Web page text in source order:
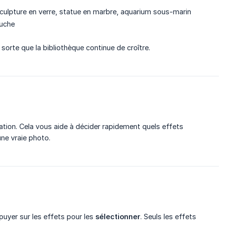
en verre, statue en marbre, aquarium sous-marin
que la bibliothèque continue de croître.
Cela vous aide à décider rapidement quels effets
vraie photo.
sur les effets pour les sélectionner. Seuls les effets